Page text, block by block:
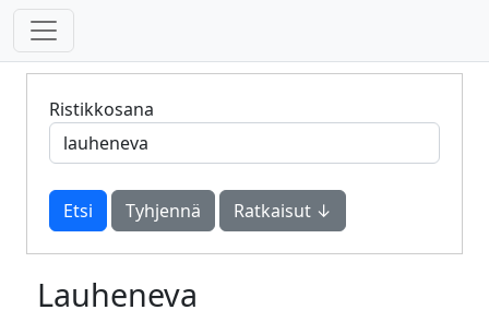
Ristikkosana
Tyhjennä Ratkaisut ↓
Lauheneva